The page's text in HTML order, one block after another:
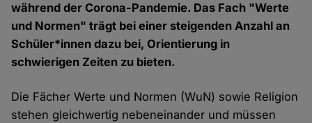
während der Corona-Pandemie. Das Fach "Werte
und Normen" trägt bei einer steigenden Anzahl an
Schüler*innen dazu bei, Orientierung in
schwierigen Zeiten zu bieten.
Die Fächer Werte und Normen (WuN) sowie Religion
stehen gleichwertig nebeneinander und müssen